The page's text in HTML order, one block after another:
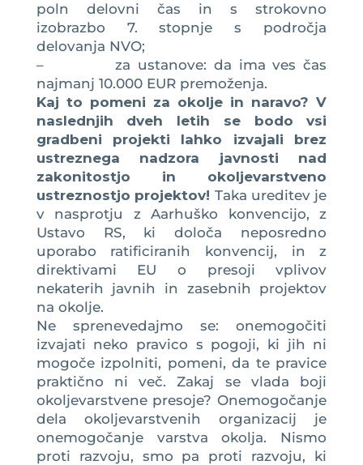
poln delovni čas in s strokovno
izobrazbo 7. stopnje s področja
delovanja NVO;
– za ustanove: da ima ves čas
najmanj 10.000 EUR premoženja.
Kaj to pomeni za okolje in naravo? V
naslednjih dveh letih se bodo vsi
gradbeni projekti lahko izvajali brez
ustreznega nadzora javnosti nad
zakonitostjo in okoljevarstveno
ustreznostjo projektov! Taka ureditev je
v nasprotju z Aarhuško konvencijo, z
Ustavo RS, ki določa neposredno
uporabo ratificiranih konvencij, in z
direktivami EU o presoji vplivov
nekaterih javnih in zasebnih projektov
na okolje.
Ne sprenevedajmo se: onemogočiti
izvajati neko pravico s pogoji, ki jih ni
mogoče izpolniti, pomeni, da te pravice
praktično ni več. Zakaj se vlada boji
okoljevarstvene presoje? Onemogočanje
dela okoljevarstvenih organizacij je
onemogočanje varstva okolja. Nismo
proti razvoju, smo pa proti razvoju, ki